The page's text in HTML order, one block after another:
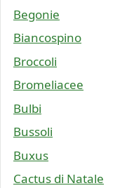
Begonie
Biancospino
Broccoli
Bromeliacee
Bulbi
Bussoli
Buxus
Cactus di Natale